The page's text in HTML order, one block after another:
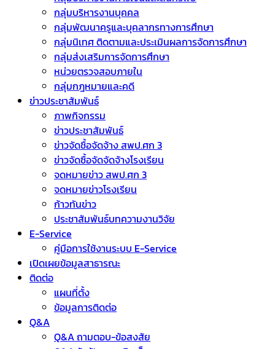
กลุ่มบริหารงานบุคคล
กลุ่มพัฒนาครูและบุคลากรทางการศึกษา
กลุ่มนิเทศ ติดตามและประเมินผลการจัดการศึกษา
กลุ่มส่งเสริมการจัดการศึกษา
หน่วยตรวจสอบภายใน
กลุ่มกฎหมายและคดี
ข่าวประชาสัมพันธ์
ภาพกิจกรรม
ข่าวประชาสัมพันธ์
ข่าวจัดชื้อจัดจ้าง สพป.ศก 3
ข่าวจัดซื้อจัดจัดจ้างโรงเรียน
จดหมายข่าว สพป.ศก 3
จดหมายข่าวโรงเรียน
ก้าวทันข่าว
ประชาสัมพันธ์บทความงานวิจัย
E-Service
คู่มือการใช้งานระบบ E-Service
เปิดเผยข้อมูลสาธารณะ
ติดต่อ
แผนที่ตั้ง
ข้อมูลการติดต่อ
Q&A
Q&A ถามตอบ-ข้อสงสัย